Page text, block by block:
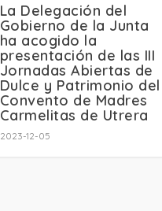
La Delegación del
Gobierno de la Junta
ha acogido la
presentación de las III
Jornadas Abiertas de
Dulce y Patrimonio del
Convento de Madres
Carmelitas de Utrera
2023-12-05